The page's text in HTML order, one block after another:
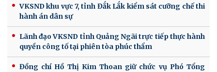
VKSND khu vực 7, tỉnh Đắk Lắk kiểm sát cưỡng chế thi
hành án dân sự
Lãnh đạo VKSND tỉnh Quảng Ngãi trực tiếp thực hành
quyền công tố tại phiên tòa phúc thẩm
Đồng chí Hồ Thị Kim Thoan giữ chức vụ Phó Tổng